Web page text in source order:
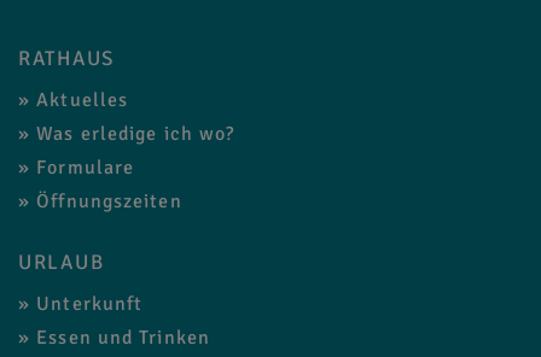
RATHAUS
Aktuelles
Was erledige ich wo?
Formulare
Öffnungszeiten
URLAUB
Unterkunft
Essen und Trinken